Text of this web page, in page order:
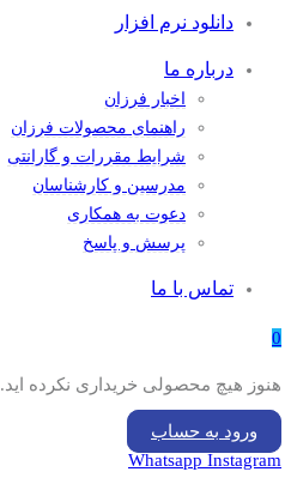
دانلود نرم افزار
درباره ما
اخبار فرزان
راهنمای محصولات فرزان
شرایط مقررات و گارانتی
مدرسین و کارشناسان
دعوت به همکاری
پرسش و پاسخ
تماس با ما
0
هنوز هیچ محصولی خریداری نکرده اید.
ورود به حساب
Whatsapp Instagram